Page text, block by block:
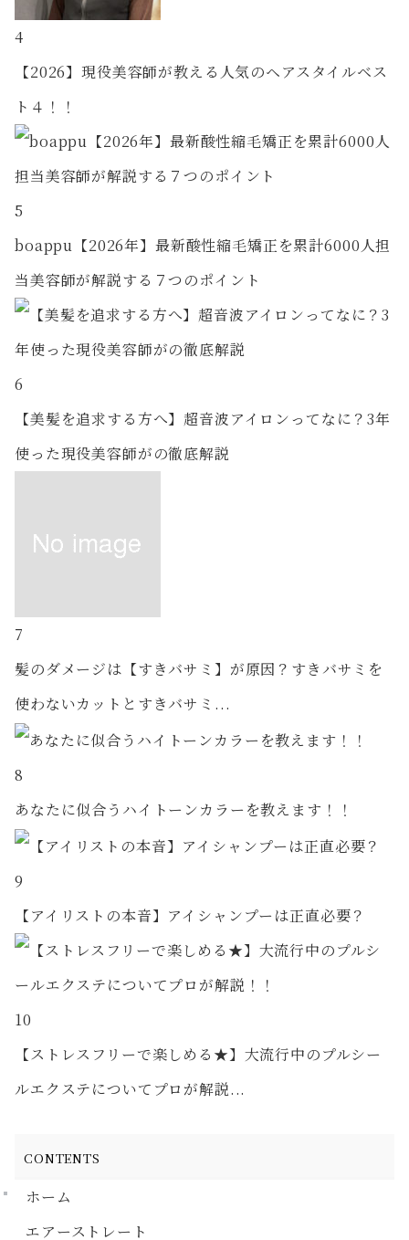
4
【2026】現役美容師が教える人気のヘアスタイルベス
ト４！！
5
boappu【2026年】最新酸性縮毛矯正を累計6000人担
当美容師が解説する７つのポイント
6
【美髪を追求する方へ】超音波アイロンってなに？3年
使った現役美容師がの徹底解説
7
髪のダメージは【すきバサミ】が原因？すきバサミを
使わないカットとすきバサミ...
8
あなたに似合うハイトーンカラーを教えます！！
9
【アイリストの本音】アイシャンプーは正直必要？
10
【ストレスフリーで楽しめる★】大流行中のプルシー
ルエクステについてプロが解説...
CONTENTS
ホーム
エアーストレート